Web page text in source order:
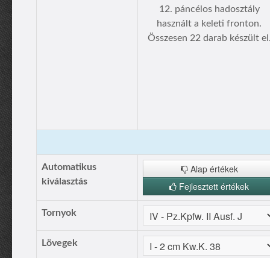
12. páncélos hadosztály
használt a keleti fronton.
Összesen 22 darab készült
Automatikus
kiválasztás
Alap értékek
Fejlesztett értékek
Tornyok
Lövegek